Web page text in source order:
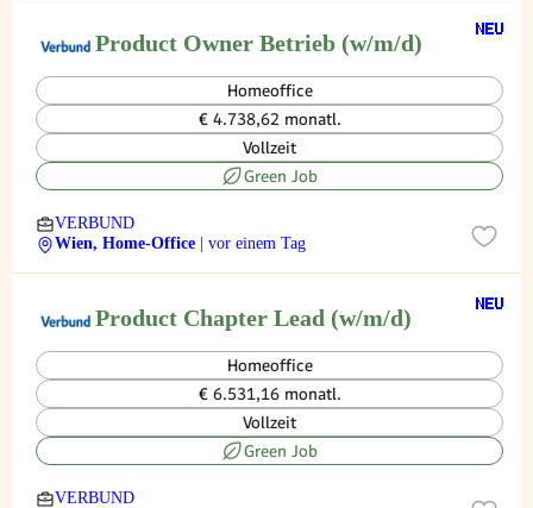
Product Owner Betrieb (w/m/d)
Homeoffice
€ 4.738,62 monatl.
Vollzeit
Green Job
VERBUND
Wien, Home-Office
| vor einem Tag
Product Chapter Lead (w/m/d)
Homeoffice
€ 6.531,16 monatl.
Vollzeit
Green Job
VERBUND